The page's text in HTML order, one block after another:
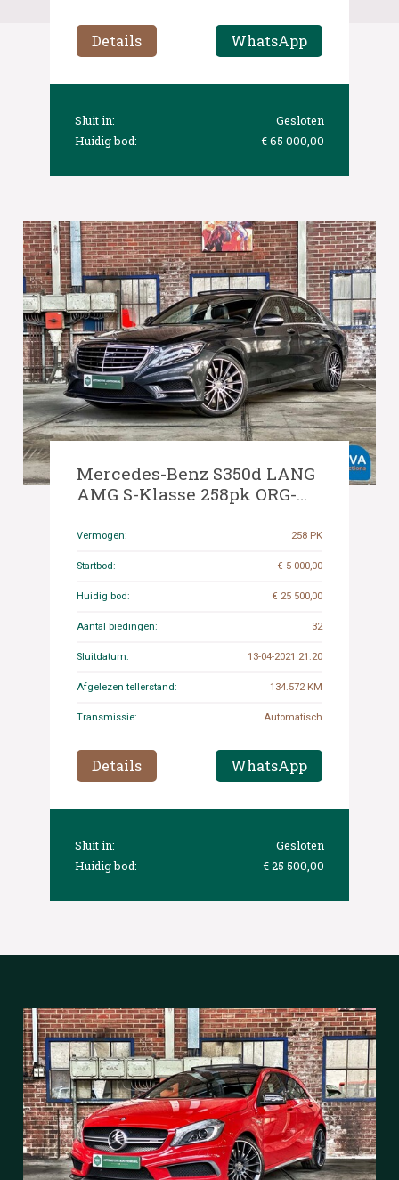
Details WhatsApp
Sluit in:
Gesloten
Huidig bod:
€ 65 000,00
Mercedes-Benz S350d LANG
AMG S-Klasse 258pk ORG-
Vermogen: 258 PK
Startbod: € 5 000,00
Huidig bod: € 25 500,00
Aantal biedingen: 32
Sluitdatum: 13-04-2021 21:20
Afgelezen tellerstand: 134.572 KM
Transmissie: Automatisch
Details WhatsApp
Sluit in:
Gesloten
Huidig bod:
€ 25 500,00